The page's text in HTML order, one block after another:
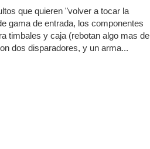
que quieren "volver a tocar la
gama de entrada, los componentes
timbales y caja (rebotan algo mas de
dos disparadores, y un arma...